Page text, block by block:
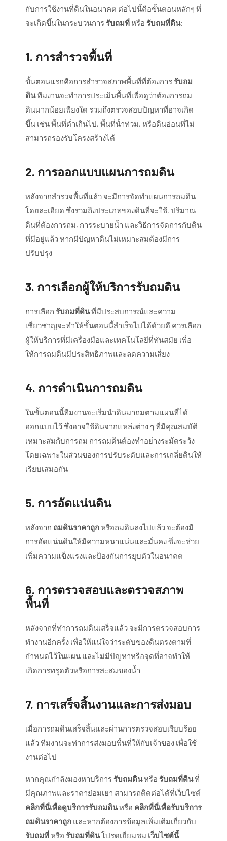
กับการใช้งานที่ดินในอนาคต ต่อไปนี้คือขั้นตอนหลักๆ ที่
จะเกิดขึ้นในกระบวนการรับถมที่หรือ รับถมที่ดิน:
1. การสำรวจพื้นที่
ขั้นตอนแรกคือการสำรวจสภาพพื้นที่ที่ต้องการรับถม
ดินทีมงานจะทำการประเมินพื้นที่เพื่อดูว่าต้องการถม
ดินมากน้อยเพียงใด รวมถึงตรวจสอบปัญหาที่อาจเกิด
ขึ้น เช่น พื้นที่ต่ำเกินไป, พื้นที่น้ำท่วม, หรือดินอ่อนที่ไม่
สามารถรองรับโครงสร้างได้
2. การออกแบบแผนการถมดิน
หลังจากสำรวจพื้นที่แล้ว จะมีการจัดทำแผนการถมดิน
โดยละเอียด ซึ่งรวมถึงประเภทของดินที่จะใช้, ปริมาณ
ดินที่ต้องการถม, การระบายน้ำ และวิธีการจัดการกับดิน
ที่มีอยู่แล้ว หากมีปัญหาดินไม่เหมาะสมต้องมีการ
ปรับปรุง
3. การเลือกผู้ให้บริการรับถมดิน
การเลือก รับถมที่ดินที่มีประสบการณ์และความ
เชี่ยวชาญจะทำให้ขั้นตอนนี้สำเร็จไปได้ด้วยดี ควรเลือก
ผู้ให้บริการที่มีเครื่องมือและเทคโนโลยีที่ทันสมัย เพื่อ
ให้การถมดินมีประสิทธิภาพและลดความเสี่ยง
4. การดำเนินการถมดิน
ในขั้นตอนนี้ทีมงานจะเริ่มนำดินมาถมตามแผนที่ได้
ออกแบบไว้ ซึ่งอาจใช้ดินจากแหล่งต่าง ๆ ที่มีคุณสมบัติ
เหมาะสมกับการถม การถมดินต้องทำอย่างระมัดระวัง
โดยเฉพาะในส่วนของการปรับระดับและการเกลี่ยดินให้
เรียบเสมอกัน
5. การอัดแน่นดิน
หลังจาก ถมดินราคาถูกหรือถมดินลงไปแล้ว จะต้องมี
การอัดแน่นดินให้มีความหนาแน่นและมั่นคง ซึ่งจะช่วย
เพิ่มความแข็งแรงและป้องกันการยุบตัวในอนาคต
6. การตรวจสอบและตรวจสภาพ
พื้นที่
หลังจากที่ทำการถมดินเสร็จแล้ว จะมีการตรวจสอบการ
ทำงานอีกครั้ง เพื่อให้แน่ใจว่าระดับของดินตรงตามที่
กำหนดไว้ในแผน และไม่มีปัญหาหรือจุดที่อาจทำให้
เกิดการทรุดตัวหรือการสะสมของน้ำ
7. การเสร็จสิ้นงานและการส่งมอบ
เมื่อการถมดินเสร็จสิ้นและผ่านการตรวจสอบเรียบร้อย
แล้ว ทีมงานจะทำการส่งมอบพื้นที่ให้กับเจ้าของ เพื่อใช้
งานต่อไป
หากคุณกำลังมองหาบริการรับถมดินหรือ รับถมที่ดินที่
มีคุณภาพและราคาย่อมเยา สามารถติดต่อได้ที่เว็บไซต์
คลิกที่นี่เพื่อดูบริการรับถมดินหรือ คลิกที่นี่เพื่อรับบริการ
ถมดินราคาถูก และหากต้องการข้อมูลเพิ่มเติมเกี่ยวกับ
รับถมที่หรือ รับถมที่ดินโปรดเยี่ยมชม เว็บไซต์นี้